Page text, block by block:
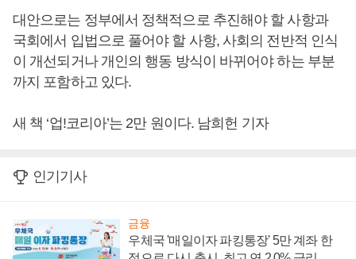
대안으로는 정부에서 정책적으로 추진해야 할 사항과
국회에서 입법으로 풀어야 할 사항, 사회의 전반적 인식
이 개선되거나 개인의 행동 방식이 바뀌어야 하는 부분
까지 포함하고 있다.
새 책 ‘업!코리아’는 2만 원이다. 남희헌 기자
인기기사
금융
우체국 '매일이자 파킹통장' 5만 계좌 한